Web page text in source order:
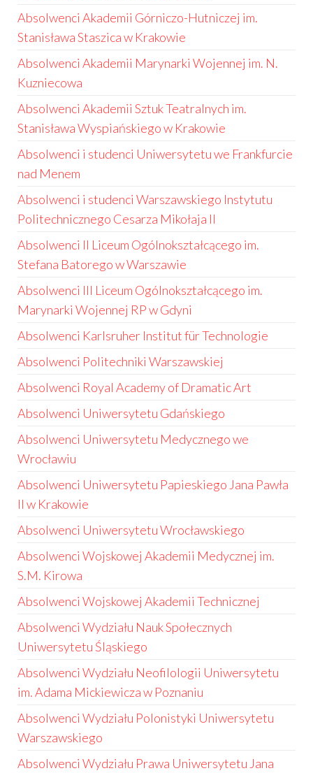
Absolwenci Akademii Górniczo-Hutniczej im.
Stanisława Staszica w Krakowie
Absolwenci Akademii Marynarki Wojennej im. N.
Kuzniecowa
Absolwenci Akademii Sztuk Teatralnych im.
Stanisława Wyspiańskiego w Krakowie
Absolwenci i studenci Uniwersytetu we Frankfurcie
nad Menem
Absolwenci i studenci Warszawskiego Instytutu
Politechnicznego Cesarza Mikołaja II
Absolwenci II Liceum Ogólnokształcącego im.
Stefana Batorego w Warszawie
Absolwenci III Liceum Ogólnokształcącego im.
Marynarki Wojennej RP w Gdyni
Absolwenci Karlsruher Institut für Technologie
Absolwenci Politechniki Warszawskiej
Absolwenci Royal Academy of Dramatic Art
Absolwenci Uniwersytetu Gdańskiego
Absolwenci Uniwersytetu Medycznego we
Wrocławiu
Absolwenci Uniwersytetu Papieskiego Jana Pawła
II w Krakowie
Absolwenci Uniwersytetu Wrocławskiego
Absolwenci Wojskowej Akademii Medycznej im.
S.M. Kirowa
Absolwenci Wojskowej Akademii Technicznej
Absolwenci Wydziału Nauk Społecznych
Uniwersytetu Śląskiego
Absolwenci Wydziału Neofilologii Uniwersytetu
im. Adama Mickiewicza w Poznaniu
Absolwenci Wydziału Polonistyki Uniwersytetu
Warszawskiego
Absolwenci Wydziału Prawa Uniwersytetu Jana